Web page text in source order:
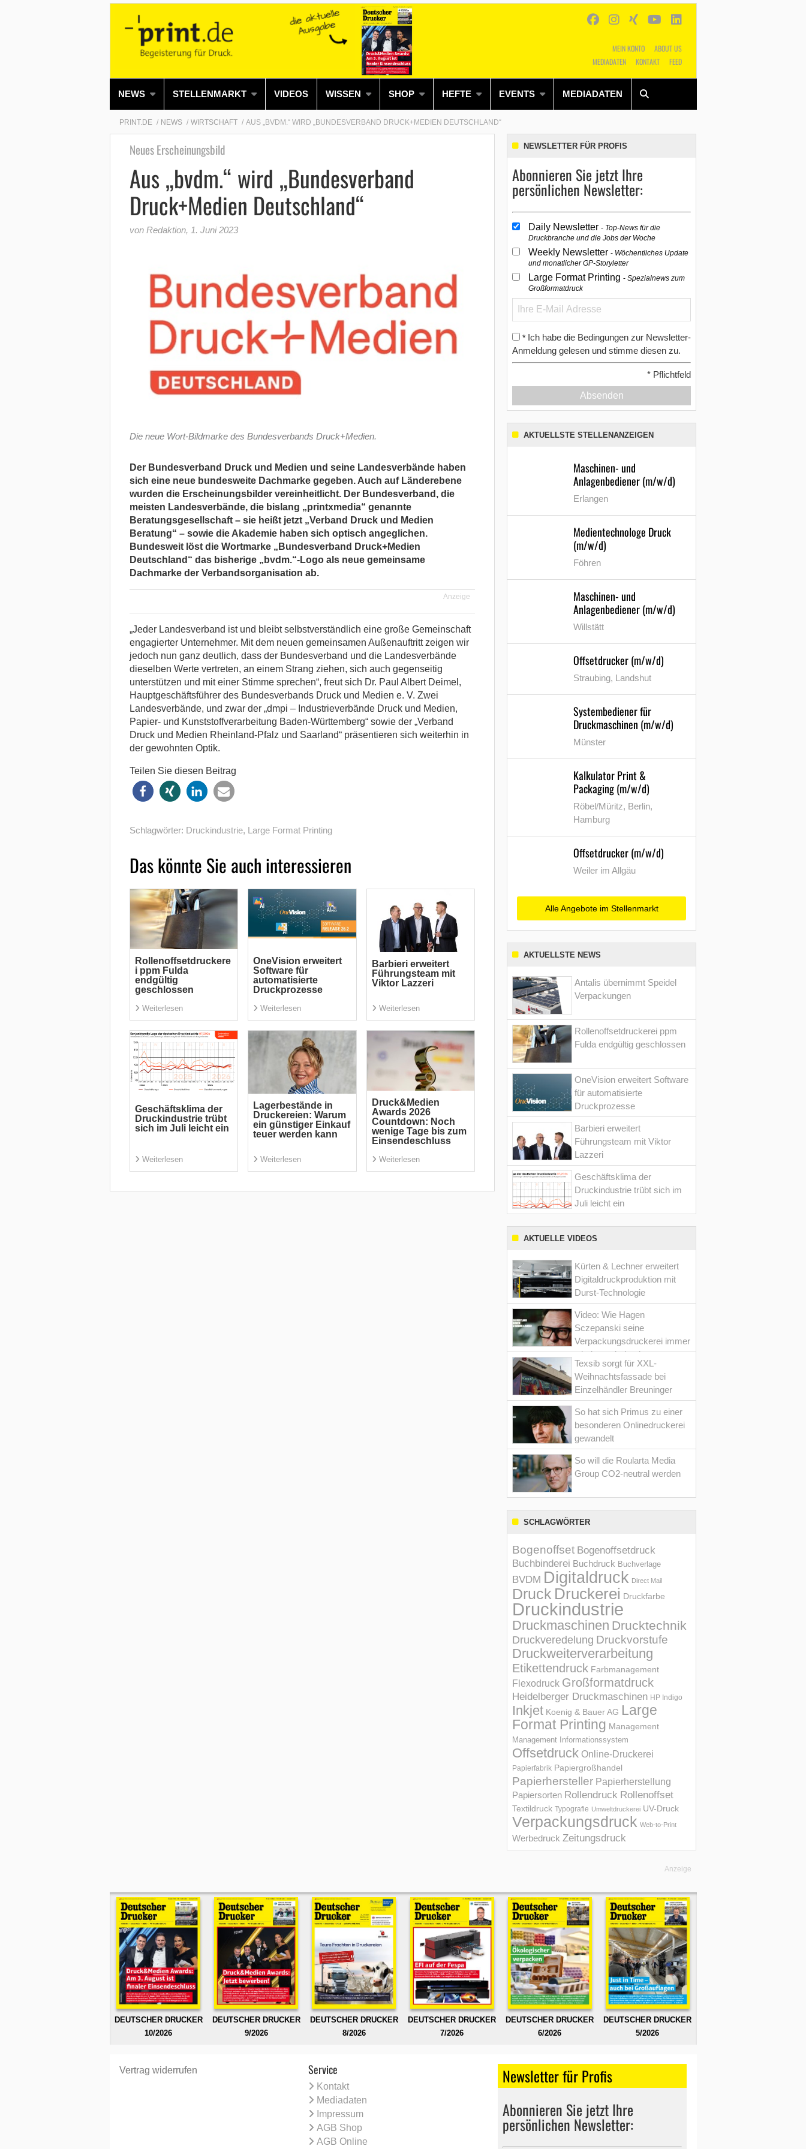
MEIN KONTO
ABOUT US
MEDIADATEN
KONTAKT FEED
NEWS STELLENMARKT VIDEOS WISSEN SHOP HEFTE EVENTS MEDIADATEN
Alles Shop SUCHEN
PRINT.DE NEWS WIRTSCHAFT AUS „BVDM.“ WIRD „BUNDESVERBAND DRUCK+MEDIEN DEUTSCHLAND“
Neues Erscheinungsbild
Aus „bvdm.“ wird „Bundesverband
Druck+Medien Deutschland“
von Redaktion, 1. Juni 2023
Die neue Wort-Bildmarke des Bundesverbands Druck+Medien.
Der Bundesverband Druck und Medien und seine Landesverbände haben
sich eine neue bundesweite Dachmarke gegeben. Auch auf Länderebene
wurden die Erscheinungsbilder vereinheitlicht. Der Bundesverband, die
meisten Landesverbände, die bislang „printxmedia“ genannte
Beratungsgesellschaft – sie heißt jetzt „Verband Druck und Medien
Beratung“ – sowie die Akademie haben sich optisch angeglichen.
Bundesweit löst die Wortmarke „Bundesverband Druck+Medien
Deutschland“ das bisherige „bvdm.“-Logo als neue gemeinsame
Dachmarke der Verbandsorganisation ab.
Anzeige
„Jeder Landesverband ist und bleibt selbstverständlich eine große Gemeinschaft
engagierter Unternehmer. Mit dem neuen gemeinsamen Außenauftritt zeigen wir
jedoch nun ganz deutlich, dass der Bundesverband und die Landesverbände
dieselben Werte vertreten, an einem Strang ziehen, sich auch gegenseitig
unterstützen und mit einer Stimme sprechen“, freut sich Dr. Paul Albert Deimel,
Hauptgeschäftsführer des Bundesverbands Druck und Medien e. V. Zwei
Landesverbände, und zwar der „dmpi – Industrieverbände Druck und Medien,
Papier- und Kunststoffverarbeitung Baden-Württemberg“ sowie der „Verband
Druck und Medien Rheinland-Pfalz und Saarland“ präsentieren sich weiterhin in
der gewohnten Optik.
Teilen Sie diesen Beitrag
Schlagwörter: Druckindustrie, Large Format Printing
Das könnte Sie auch interessieren
Rollenoffsetdruckere
i ppm Fulda
endgültig
geschlossen
Weiterlesen
OneVision erweitert
Software für
automatisierte
Druckprozesse
Weiterlesen
Barbieri erweitert
Führungsteam mit
Viktor Lazzeri
Weiterlesen
Geschäftsklima der
Druckindustrie trübt
sich im Juli leicht ein
Weiterlesen
Lagerbestände in
Druckereien: Warum
ein günstiger Einkauf
teuer werden kann
Weiterlesen
Druck&Medien
Awards 2026
Countdown: Noch
wenige Tage bis zum
Einsendeschluss
Weiterlesen
NEWSLETTER FÜR PROFIS
Abonnieren Sie jetzt Ihre
persönlichen Newsletter:
Daily Newsletter Top-News für die
Druckbranche und die Jobs der Woche
Weekly Newsletter Wöchentliches Update
und monatlicher GP-Storyletter
Large Format Printing Spezialnews zum
Großformatdruck
* Ich habe die Bedingungen zur Newsletter-
Anmeldung gelesen und stimme diesen zu.
* Pflichtfeld
Absenden
AKTUELLSTE STELLENANZEIGEN
Maschinen- und
Anlagenbediener (m/w/d)
Erlangen
Medientechnologe Druck
(m/w/d)
Föhren
Maschinen- und
Anlagenbediener (m/w/d)
Willstätt
Offsetdrucker (m/w/d)
Straubing, Landshut
Systembediener für
Druckmaschinen (m/w/d)
Münster
Kalkulator Print &
Packaging (m/w/d)
Röbel/Müritz, Berlin,
Hamburg
Offsetdrucker (m/w/d)
Weiler im Allgäu
Alle Angebote im Stellenmarkt
AKTUELLSTE NEWS
Antalis übernimmt Speidel
Verpackungen
Rollenoffsetdruckerei ppm
Fulda endgültig geschlossen
OneVision erweitert Software
für automatisierte
Druckprozesse
Barbieri erweitert
Führungsteam mit Viktor
Lazzeri
Geschäftsklima der
Druckindustrie trübt sich im
Juli leicht ein
AKTUELLE VIDEOS
Kürten & Lechner erweitert
Digitaldruckproduktion mit
Durst-Technologie
Video: Wie Hagen
Sczepanski seine
Verpackungsdruckerei immer
wieder optimiert hat
Texsib sorgt für XXL-
Weihnachtsfassade bei
Einzelhändler Breuninger
So hat sich Primus zu einer
besonderen Onlinedruckerei
gewandelt
So will die Roularta Media
Group CO2-neutral werden
SCHLAGWÖRTER
Bogenoffset Bogenoffsetdruck
Buchbinderei Buchdruck Buchverlage
BVDM Digitaldruck Direct Mail
Druck Druckerei Druckfarbe
Druckindustrie
Druckmaschinen Drucktechnik
Druckveredelung Druckvorstufe
Druckweiterverarbeitung
Etikettendruck Farbmanagement
Flexodruck Großformatdruck
Heidelberger Druckmaschinen HP Indigo
Inkjet Koenig & Bauer AG Large
Format Printing Management
Management Informations­system
Offsetdruck Online-Druckerei
Papierfabrik Papiergroßhandel
Papierhersteller Papierherstellung
Papiersorten Rollendruck Rollenoffset
Textildruck Typografie Umweltdruckerei UV-Druck
Verpackungsdruck Web-to-Print
Werbedruck Zeitungsdruck
Anzeige
DEUTSCHER DRUCKER
10/2026
DEUTSCHER DRUCKER
9/2026
DEUTSCHER DRUCKER
8/2026
DEUTSCHER DRUCKER
7/2026
DEUTSCHER DRUCKER
6/2026
DEUTSCHER DRUCKER
5/2026
Vertrag widerrufen Service
Kontakt
Mediadaten
Impressum
AGB Shop
AGB Online
Newsletter für Profis
Abonnieren Sie jetzt Ihre
persönlichen Newsletter: